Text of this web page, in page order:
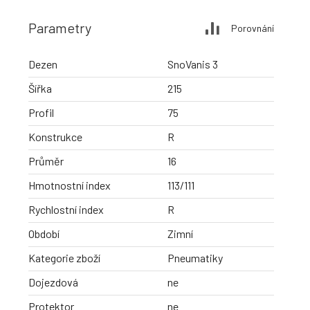
Parametry Porovnání
Dezen
SnoVanis 3
Šířka
215
Profil
75
Konstrukce
R
Průměr
16
Hmotnostní index
113/111
Rychlostní index
R
Období
Zimní
Kategorie zboží
Pneumatiky
Dojezdová
ne
Protektor
ne